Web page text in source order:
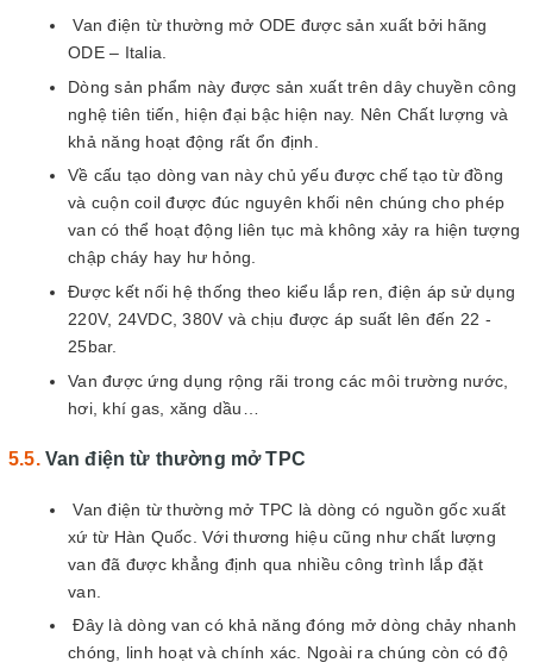
Van điện từ thường mở ODE được sản xuất bởi hãng
ODE – Italia.
Dòng sản phẩm này được sản xuất trên dây chuyền công
nghệ tiên tiến, hiện đại bậc hiện nay. Nên Chất lượng và
khả năng hoạt động rất ổn định.
Về cấu tạo dòng van này chủ yếu được chế tạo từ đồng
và cuộn coil được đúc nguyên khối nên chúng cho phép
van có thể hoạt động liên tục mà không xảy ra hiện tượng
chập cháy hay hư hỏng.
Được kết nối hệ thống theo kiểu lắp ren, điện áp sử dụng
220V, 24VDC, 380V và chịu được áp suất lên đến 22 -
25bar.
Van được ứng dụng rộng rãi trong các môi trường nước,
hơi, khí gas, xăng dầu…
Van điện từ thường mở TPC
Van điện từ thường mở TPC là dòng có nguồn gốc xuất
xứ từ Hàn Quốc. Với thương hiệu cũng như chất lượng
van đã được khẳng định qua nhiều công trình lắp đặt
van.
Đây là dòng van có khả năng đóng mở dòng chảy nhanh
chóng, linh hoạt và chính xác. Ngoài ra chúng còn có độ